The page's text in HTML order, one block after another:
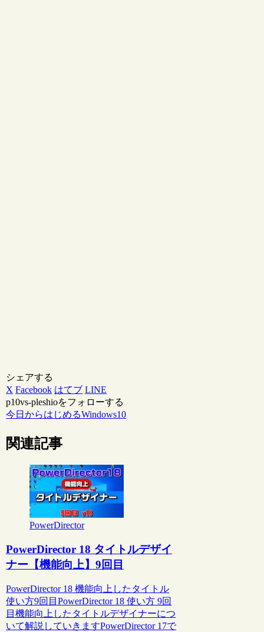
シェアする
X Facebook はてブ LINE
p10vs-pleshioをフォローする
今日からはじめるWindows10
関連記事
PowerDirector
PowerDirector 18 タイトルデザイ
ナー【機能向上】9回目
PowerDirector 18 機能向上したタイトル
使い方9回目PowerDirector 18 使い方 9回
目機能向上したタイトルデザイナーにつ
いて解説していきますPowerDirector 17で